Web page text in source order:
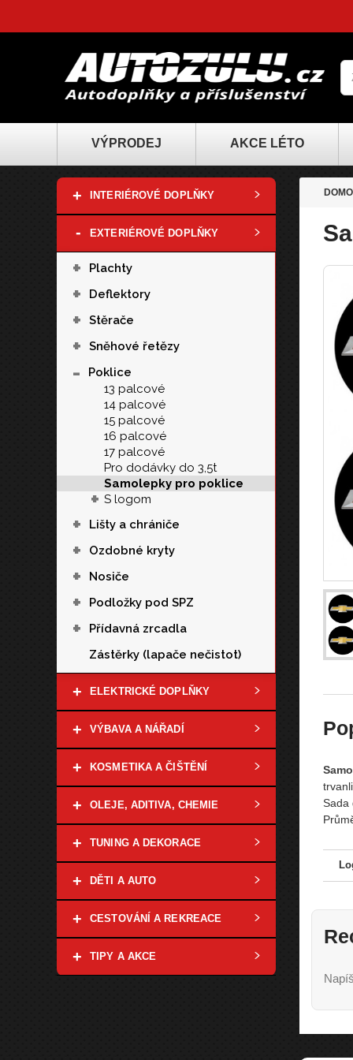
VÝPRODEJ AKCE LÉTO
+ INTERIÉROVÉ DOPLŇKY
- EXTERIÉROVÉ DOPLŇKY
+ Plachty
+ Deflektory
+ Stěrače
+ Sněhové řetězy
-
Poklice
13 palcové
14 palcové
15 palcové
16 palcové
17 palcové
Pro dodávky do 3,5t
Samolepky pro poklice
+ S logom
+ Lišty a chrániče
+ Ozdobné kryty
+ Nosiče
+ Podložky pod SPZ
+
Přídavná zrcadla
Zástěrky (lapače nečistot)
+ ELEKTRICKÉ DOPLŇKY
+ VÝBAVA A NÁŘADÍ
+ KOSMETIKA A ČIŠTĚNÍ
+ OLEJE, ADITIVA, CHEMIE
+ TUNING A DEKORACE
+ DĚTI A AUTO
+ CESTOVÁNÍ A REKREACE
+ TIPY A AKCE
Sada